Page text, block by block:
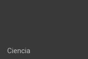
Ciencia